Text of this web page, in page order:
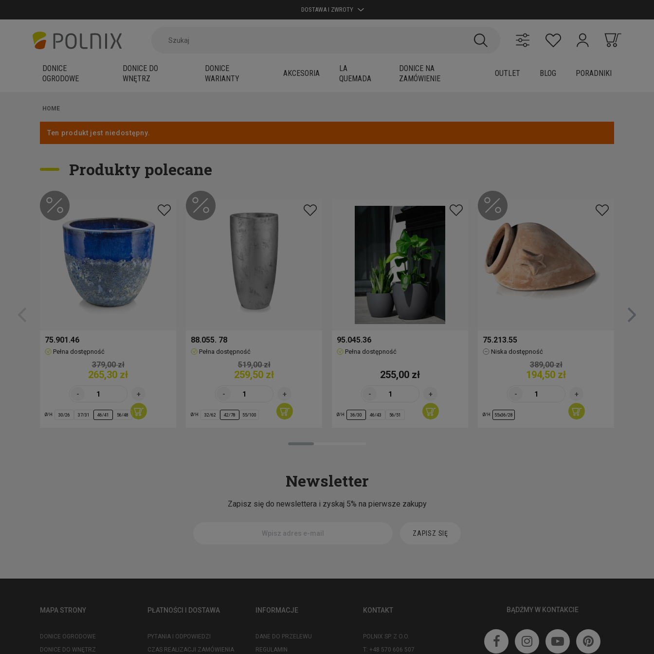
DOSTAWA I ZWROTY
DONICE
OGRODOWE
DONICE DO
WNĘTRZ
DONICE
WARIANTY
AKCESORIA
LA
QUEMADA
DONICE NA
ZAMÓWIENIE
OUTLET BLOG PORADNIKI
HOME
Ten produkt jest niedostępny.
Produkty polecane
75.901.46
Pełna dostępność
379,00 zł
265,30 zł
Ø/H 30/26 37/31 46/41 56/48
88.055. 78
Pełna dostępność
519,00 zł
259,50 zł
Ø/H 32/62 42/78 55/100
95.045.36
Pełna dostępność
255,00 zł
Ø/H 36/30 46/43 56/51
75.213.55
Niska dostępność
389,00 zł
194,50 zł
Ø/H 55x36/28
Newsletter
Zapisz się do newslettera i zyskaj 5% na pierwsze zakupy
ZAPISZ SIĘ
MAPA STRONY
DONICE OGRODOWE
DONICE DO WNĘTRZ
PŁATNOŚCI I DOSTAWA
PYTANIA I ODPOWIEDZI
CZAS REALIZACJI ZAMÓWIENIA
INFORMACJE
DANE DO PRZELEWU
REGULAMIN
KONTAKT
POLNIX SP. Z O.O.
T: +48 570 606 507
BĄDŹMY W KONTAKCIE
   